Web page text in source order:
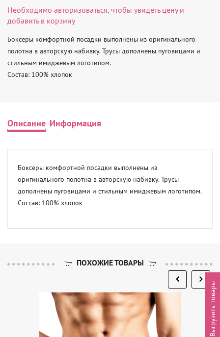
Необходимо авторизоваться, чтобы увидеть цену и
добавить в корзину
Боксеры комфортной посадки выполнены из оригинального
полотна в авторскую набивку. Трусы дополнены пуговицами и
стильным имиджевым логотипом.
Состав: 100% хлопок
Описание Информация
Боксеры комфортной посадки выполнены из
оригинального полотна в авторскую набивку. Трусы
дополнены пуговицами и стильным имиджевым логотипом.
Состав: 100% хлопок
ПОХОЖИЕ ТОВАРЫ
Выгрузить товары